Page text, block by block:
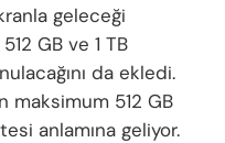
geleceği
GB ve 1 TB
da ekledi.
maksimum 512 GB
anlamına geliyor.